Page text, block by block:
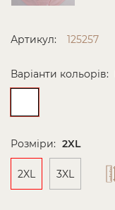
Артикул: 125257
Варіанти кольорів:
Розміри: 2XL
2XL 3XL